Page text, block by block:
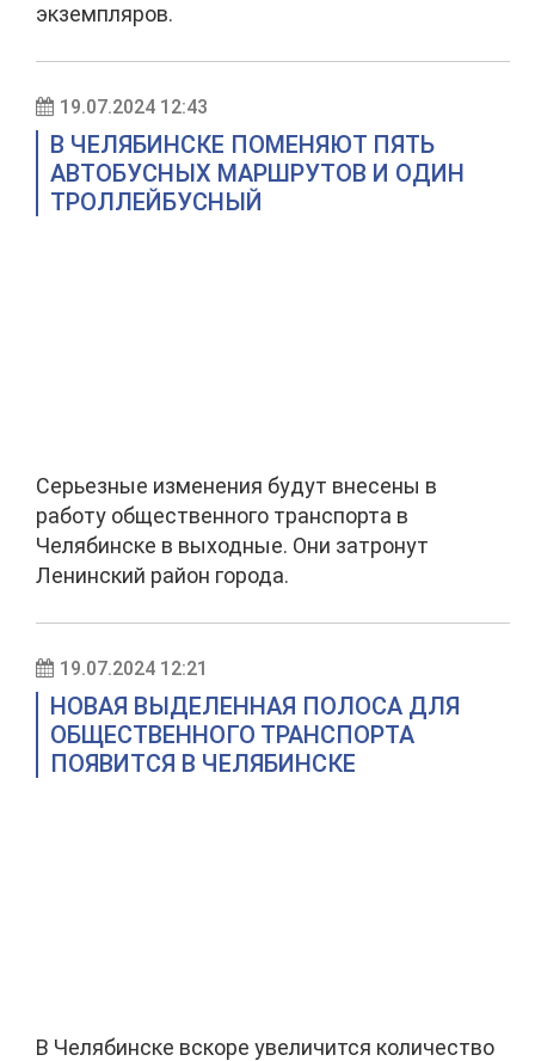
экземпляров.
19.07.2024 12:43
В ЧЕЛЯБИНСКЕ ПОМЕНЯЮТ ПЯТЬ
АВТОБУСНЫХ МАРШРУТОВ И ОДИН
ТРОЛЛЕЙБУСНЫЙ
Серьезные изменения будут внесены в
работу общественного транспорта в
Челябинске в выходные. Они затронут
Ленинский район города.
19.07.2024 12:21
НОВАЯ ВЫДЕЛЕННАЯ ПОЛОСА ДЛЯ
ОБЩЕСТВЕННОГО ТРАНСПОРТА
ПОЯВИТСЯ В ЧЕЛЯБИНСКЕ
В Челябинске вскоре увеличится количество